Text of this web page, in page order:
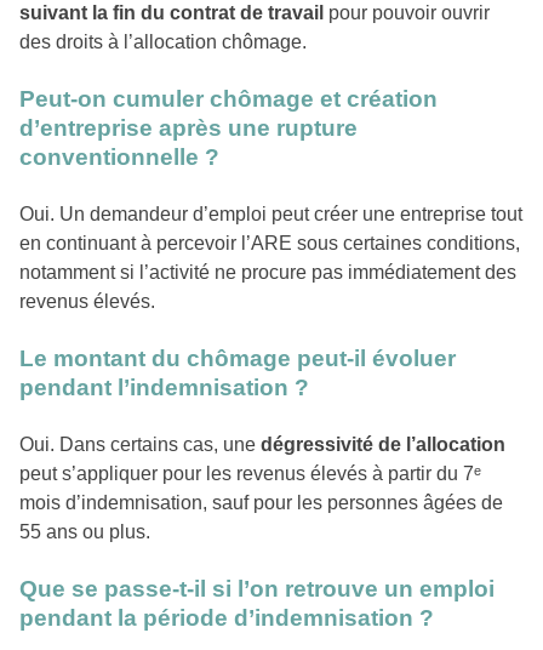
suivant la fin du contrat de travail pour pouvoir ouvrir
des droits à l’allocation chômage.
Peut-on cumuler chômage et création
d’entreprise après une rupture
conventionnelle ?
Oui. Un demandeur d’emploi peut créer une entreprise tout
en continuant à percevoir l’ARE sous certaines conditions,
notamment si l’activité ne procure pas immédiatement des
revenus élevés.
Le montant du chômage peut-il évoluer
pendant l’indemnisation ?
Oui. Dans certains cas, une dégressivité de l’allocation
peut s’appliquer pour les revenus élevés à partir du 7ᵉ
mois d’indemnisation, sauf pour les personnes âgées de
55 ans ou plus.
Que se passe-t-il si l’on retrouve un emploi
pendant la période d’indemnisation ?